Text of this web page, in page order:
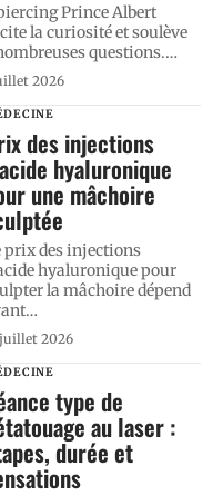
Prince Albert
la curiosité et soulève
questions.…
2026
des injections
hyaluronique
une mâchoire
prix des injections
hyaluronique pour
la mâchoire dépend
…
juillet 2026
type de
au laser :
durée et